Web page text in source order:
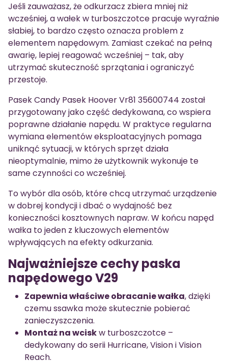
Jeśli zauważasz, że odkurzacz zbiera mniej niż
wcześniej, a wałek w turboszczotce pracuje wyraźnie
słabiej, to bardzo często oznacza problem z
elementem napędowym. Zamiast czekać na pełną
awarię, lepiej reagować wcześniej – tak, aby
utrzymać skuteczność sprzątania i ograniczyć
przestoje.
Pasek Candy Pasek Hoover Vr81 35600744 został
przygotowany jako część dedykowana, co wspiera
poprawne działanie napędu. W praktyce regularna
wymiana elementów eksploatacyjnych pomaga
uniknąć sytuacji, w których sprzęt działa
nieoptymalnie, mimo że użytkownik wykonuje te
same czynności co wcześniej.
To wybór dla osób, które chcą utrzymać urządzenie
w dobrej kondycji i dbać o wydajność bez
konieczności kosztownych napraw. W końcu napęd
wałka to jeden z kluczowych elementów
wpływających na efekty odkurzania.
Najważniejsze cechy paska
napędowego V29
Zapewnia właściwe obracanie wałka, dzięki
czemu ssawka może skutecznie pobierać
zanieczyszczenia.
Montaż na wciskw turboszczotce –
dedykowany do serii Hurricane, Vision i Vision
Reach.